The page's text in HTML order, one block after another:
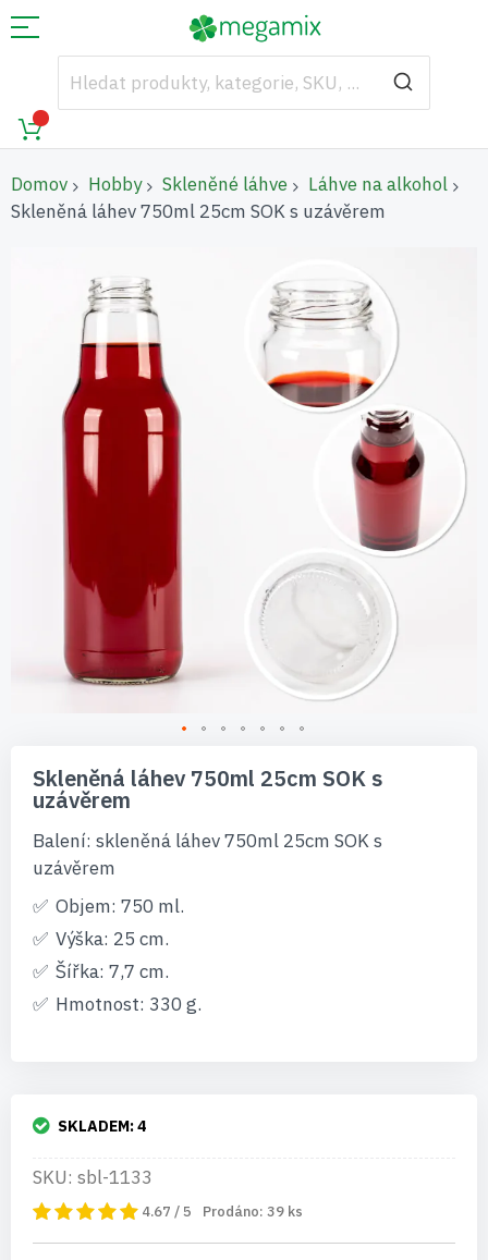
Domov Hobby Skleněné láhve
Láhve na alkohol
Skleněná láhev 750ml 25cm SOK s uzávěrem
začátek
galerie
obrázky
Skleněná láhev 750ml 25cm SOK s
uzávěrem
Balení: skleněná láhev 750ml 25cm SOK s
uzávěrem
Objem: 750 ml.
Výška: 25 cm.
Šířka: 7,7 cm.
Hmotnost: 330 g.
SKLADEM:4
SKU: sbl-1133
4.67 / 5 Prodáno: 39 ks